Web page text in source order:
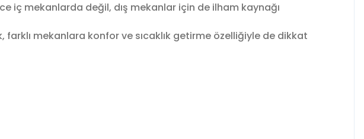
iç mekanlarda değil, dış mekanlar için de ilham kaynağı
mekanlara konfor ve sıcaklık getirme özelliğiyle de dikkat